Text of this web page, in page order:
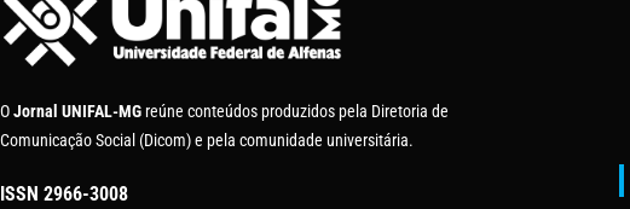
OJornal UNIFAL-MG reúne conteúdos produzidos pela Diretoria de
Comunicação Social (Dicom) e pela comunidade universitária.
ISSN 2966-3008